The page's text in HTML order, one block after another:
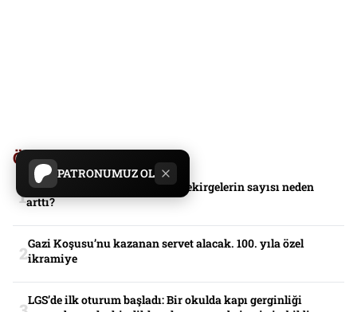
PATRONUMUZ OL
Öne Çıkanlar
İstanbul’da çekirge korkusu: Çekirgelerin sayısı neden
arttı?
Gazi Koşusu’nu kazanan servet alacak. 100. yıla özel
ikramiye
LGS’de ilk oturum başladı: Bir okulda kapı gerginliği